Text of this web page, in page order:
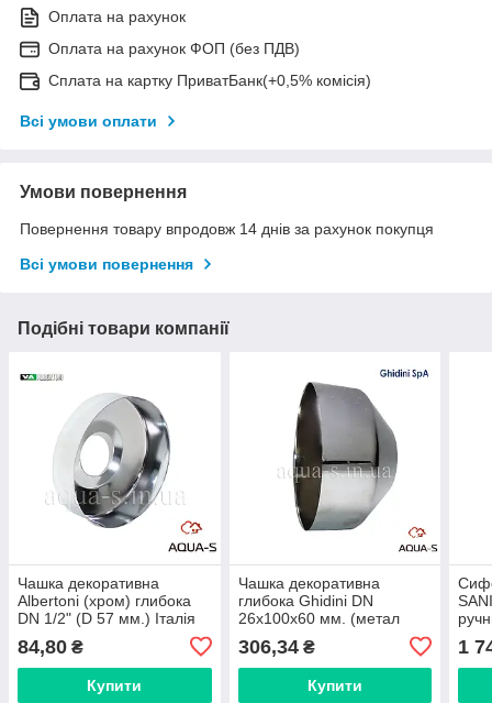
Оплата на рахунок
Оплата на рахунок ФОП (без ПДВ)
Сплата на картку ПриватБанк(+0,5% комісія)
Всі умови оплати
Умови повернення
Повернення товару впродовж 14 днів за рахунок покупця
Всі умови повернення
Подібні товари компанії
Чашка декоративна
Albertoni (хром) глибока
DN 1/2" (D 57 мм.) Італія
84,80 ₴
Купити
Чашка декоративна
глибока Ghidini DN
26x100х60 мм. (метал
306,34₴
Купити
1